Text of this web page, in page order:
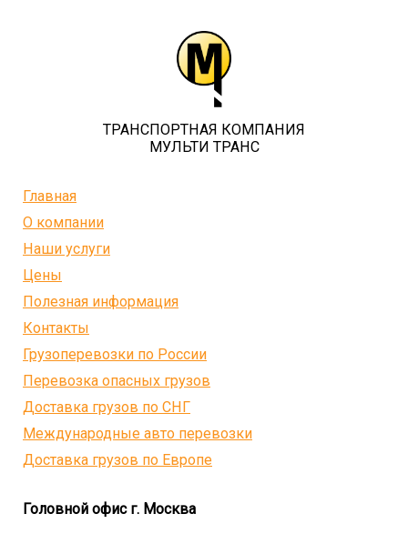
ТРАНСПОРТНАЯ КОМПАНИЯ
МУЛЬТИ ТРАНС
Главная
О компании
Наши услуги
Цены
Полезная информация
Контакты
Грузоперевозки по России
Перевозка опасных грузов
Доставка грузов по СНГ
Международные авто перевозки
Доставка грузов по Европе
Головной офис г. Москва